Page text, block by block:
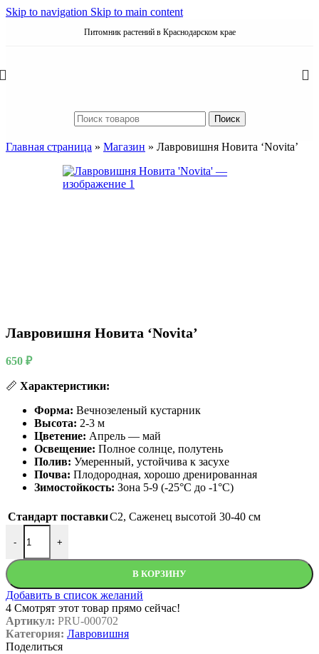
Skip to navigation Skip to main content
Питомник растений в Краснодарском крае
Поиск
Главная страница » Магазин » Лавровишня Новита ‘Novita’
Лавровишня Новита ‘Novita’
650 ₽
📏 Характеристики:
Форма: Вечнозеленый кустарник
Высота: 2-3 м
Цветение: Апрель — май
Освещение: Полное солнце, полутень
Полив: Умеренный, устойчива к засухе
Почва: Плодородная, хорошо дренированная
Зимостойкость: Зона 5-9 (-25°C до -1°C)
Стандарт поставкиС2, Саженец высотой 30-40 см
-
Количество товара Лавровишня Новита 'Novita'
+
В КОРЗИНУ
Добавить в список желаний
4 Смотрят этот товар прямо сейчас!
Артикул: PRU-000702
Категория: Лавровишня
Поделиться